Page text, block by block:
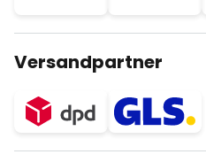
Versandpartner